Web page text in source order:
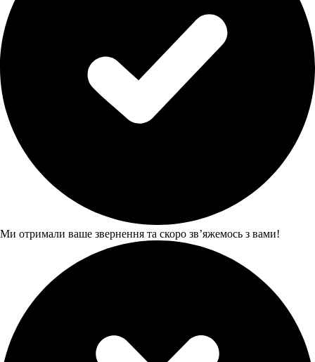
Ми отримали ваше звернення та скоро звʼяжемось з вами!